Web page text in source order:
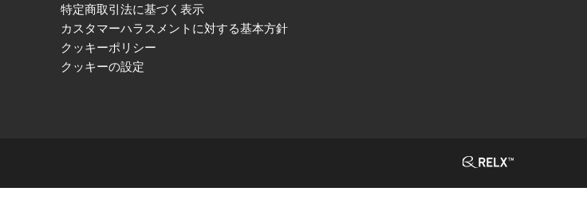
特定商取引法に基づく表示
カスタマーハラスメントに対する基本方針
クッキーポリシー
クッキーの設定